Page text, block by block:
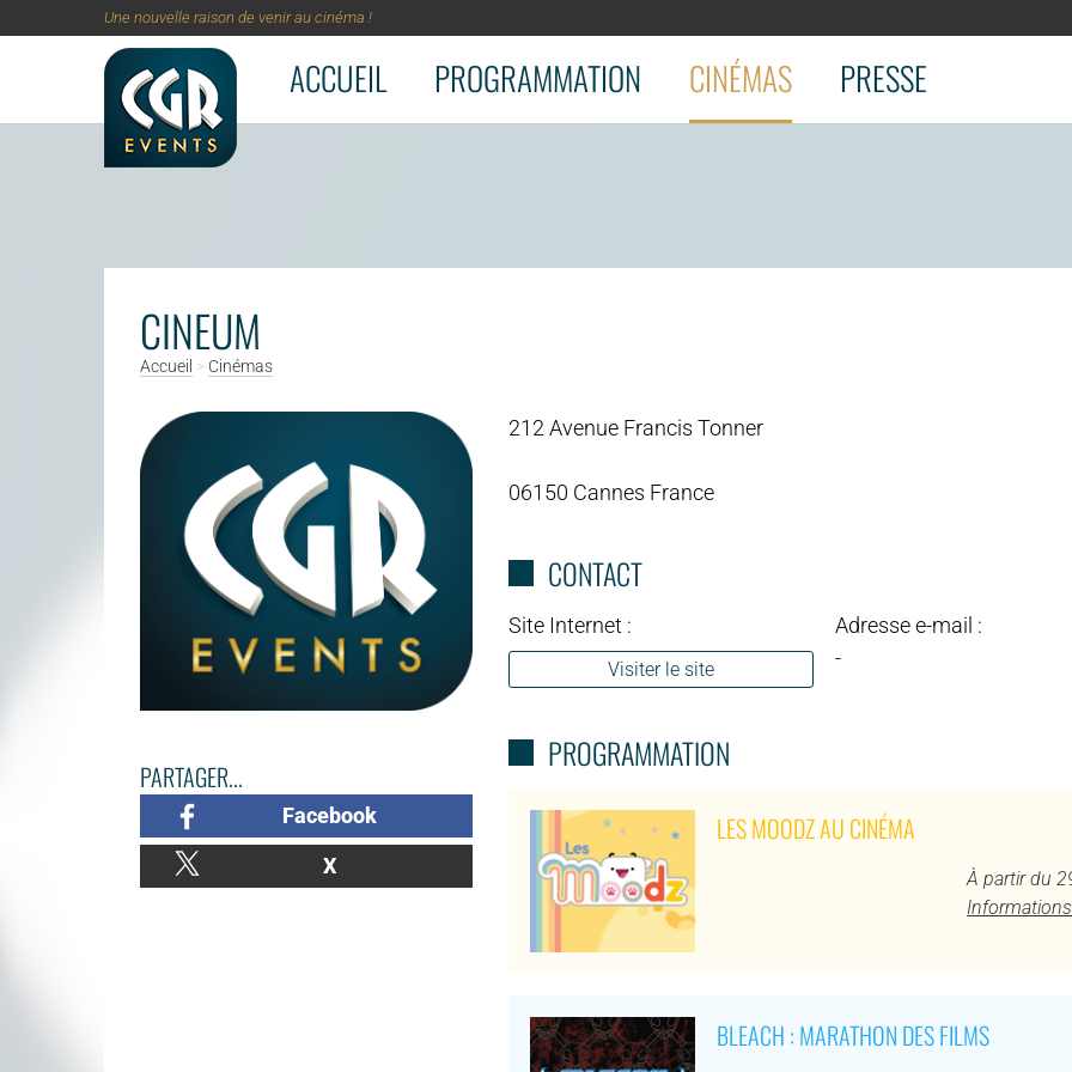
Aller au contenu principal
Une nouvelle raison de venir au cinéma !
ACCUEIL PROGRAMMATION CINÉMAS PRESSE
CINEUM
Accueil > Cinémas
PARTAGER...
Facebook
X
212 Avenue Francis Tonner
06150 Cannes France
CONTACT
Site Internet :
Visiter le site
Adresse e-mail :
-
PROGRAMMATION
LES MOODZ AU CINÉMA
À partir du
BLEACH : MARATHON DES FILMS